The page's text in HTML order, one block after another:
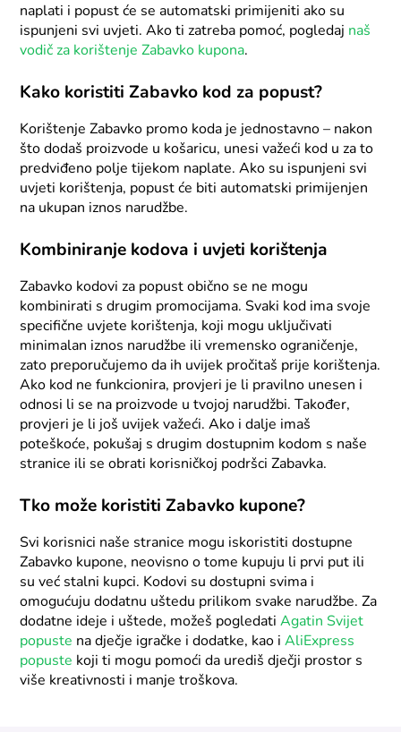
naplati i popust će se automatski primijeniti ako su
ispunjeni svi uvjeti. Ako ti zatreba pomoć, pogledaj naš
vodič za korištenje Zabavko kupona.
Kako koristiti Zabavko kod za popust?
Korištenje Zabavko promo koda je jednostavno – nakon
što dodaš proizvode u košaricu, unesi važeći kod u za to
predviđeno polje tijekom naplate. Ako su ispunjeni svi
uvjeti korištenja, popust će biti automatski primijenjen
na ukupan iznos narudžbe.
Kombiniranje kodova i uvjeti korištenja
Zabavko kodovi za popust obično se ne mogu
kombinirati s drugim promocijama. Svaki kod ima svoje
specifične uvjete korištenja, koji mogu uključivati
minimalan iznos narudžbe ili vremensko ograničenje,
zato preporučujemo da ih uvijek pročitaš prije korištenja.
Ako kod ne funkcionira, provjeri je li pravilno unesen i
odnosi li se na proizvode u tvojoj narudžbi. Također,
provjeri je li još uvijek važeći. Ako i dalje imaš
poteškoće, pokušaj s drugim dostupnim kodom s naše
stranice ili se obrati korisničkoj podršci Zabavka.
Tko može koristiti Zabavko kupone?
Svi korisnici naše stranice mogu iskoristiti dostupne
Zabavko kupone, neovisno o tome kupuju li prvi put ili
su već stalni kupci. Kodovi su dostupni svima i
omogućuju dodatnu uštedu prilikom svake narudžbe. Za
dodatne ideje i uštede, možeš pogledatiAgatin Svijet
popuste na dječje igračke i dodatke, kao iAliExpress
popuste koji ti mogu pomoći da urediš dječji prostor s
više kreativnosti i manje troškova.